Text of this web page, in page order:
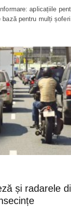
aplicațiile
bază pentru mulți
și radarele